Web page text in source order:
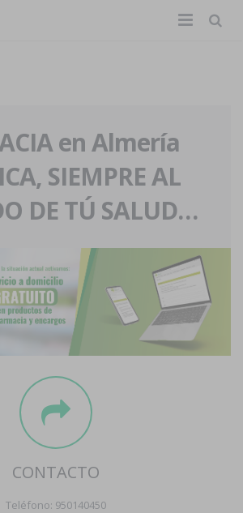
en Almería
SIEMPRE AL
DE TÚ SALUD…
CONTACTO
Teléfono: 950140450